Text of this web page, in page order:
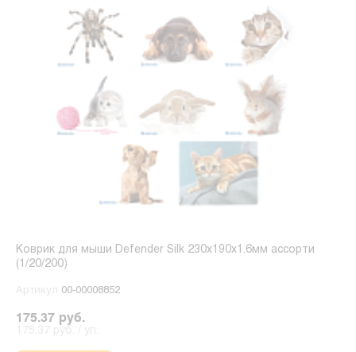
Коврик для мыши Defender Silk 230x190x1.6мм ассорти
(1/20/200)
Артикул 00-00008852
175.37 руб.